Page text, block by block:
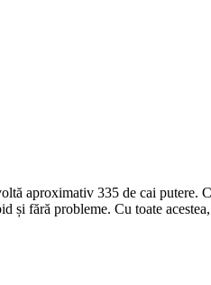
aproximativ 335 de cai putere.
și fără probleme. Cu toate